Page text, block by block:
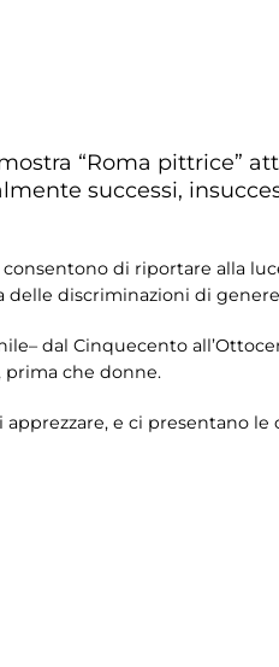
“Roma pittrice”
successi,
di riportare alla
delle discriminazioni di
dal Cinquecento
prima che donne.
e ci presentano